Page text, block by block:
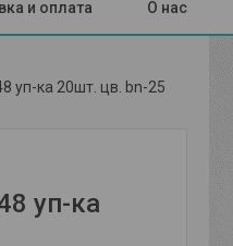
и оплата О нас
уп-ка 20шт. цв. bn-25
уп-ка